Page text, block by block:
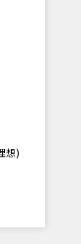
想)